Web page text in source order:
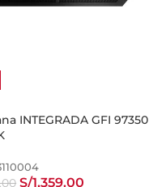
INTEGRADA GFI 97350
S/1,359.00